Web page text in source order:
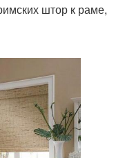
штор к раме,